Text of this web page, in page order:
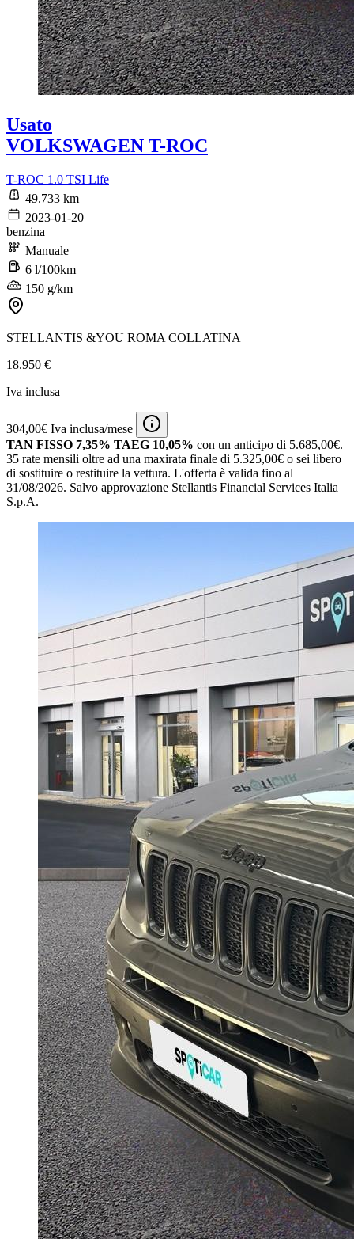
Usato
VOLKSWAGEN T-ROC
T-ROC 1.0 TSI Life
49.733 km
2023-01-20
benzina
Manuale
6 l/100km
150 g/km
STELLANTIS &YOU ROMA COLLATINA
18.950 €
Iva inclusa
304,00€ Iva inclusa/mese
TAN FISSO 7,35% TAEG 10,05% con un anticipo di 5.685,00€.
35 rate mensili oltre ad una maxirata finale di 5.325,00€ o sei libero
di sostituire o restituire la vettura. L'offerta è valida fino al
31/08/2026. Salvo approvazione Stellantis Financial Services Italia
S.p.A.